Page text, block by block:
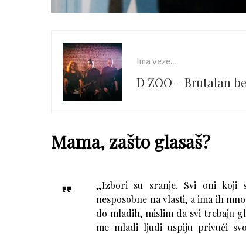
Ima veze...
D ZOO – Brutalan
Mama, zašto glasaš?
„Izbori su sranje. Svi oni koji
nesposobne na vlasti, a ima ih
do mladih, mislim da svi trebaju
me mladi ljudi uspiju privući